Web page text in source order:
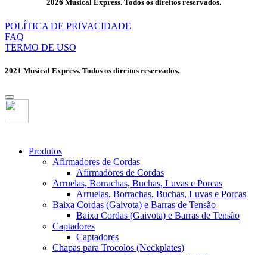
2026 Musical Express. Todos os direitos reservados.
POLÍTICA DE PRIVACIDADE
FAQ
TERMO DE USO
2021 Musical Express. Todos os direitos reservados.
Produtos
Afirmadores de Cordas
Afirmadores de Cordas
Arruelas, Borrachas, Buchas, Luvas e Porcas
Arruelas, Borrachas, Buchas, Luvas e Porcas
Baixa Cordas (Gaivota) e Barras de Tensão
Baixa Cordas (Gaivota) e Barras de Tensão
Captadores
Captadores
Chapas para Trocolos (Neckplates)